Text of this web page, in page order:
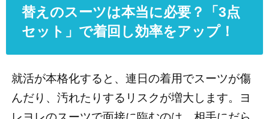
替えのスーツは本当に必要？「3点
セット」で着回し効率をアップ！
就活が本格化すると、連日の着用でスーツが傷
んだり、汚れたりするリスクが増大します。ヨ